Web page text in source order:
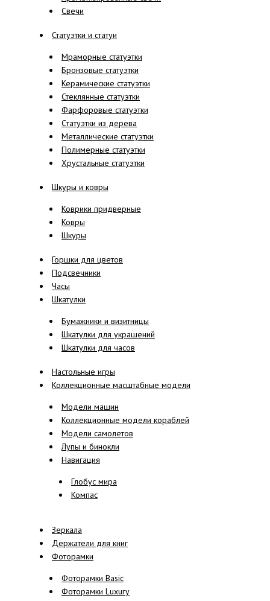
Свечи
Статуэтки и статуи
Мраморные статуэтки
Бронзовые статуэтки
Керамические статуэтки
Стеклянные статуэтки
Фарфоровые статуэтки
Cтатуэтки из дерева
Металлические статуэтки
Полимерные статуэтки
Хрустальные статуэтки
Шкуры и ковры
Коврики придверные
Ковры
Шкуры
Горшки для цветов
Подсвечники
Часы
Шкатулки
Бумажники и визитницы
Шкатулки для украшений
Шкатулки для часов
Настольные игры
Коллекционные масштабные модели
Модели машин
Коллекционные модели кораблей
Модели самолетов
Лупы и бинокли
Навигация
Глобус мира
Компас
Зеркала
Держатели для книг
Фоторамки
Фоторамки Basic
Фоторамки Luxury